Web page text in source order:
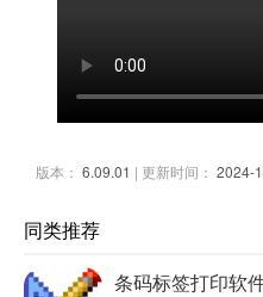
版本： 6.09.01 | 更新时间： 2024-
同类推荐
条码标签打印软